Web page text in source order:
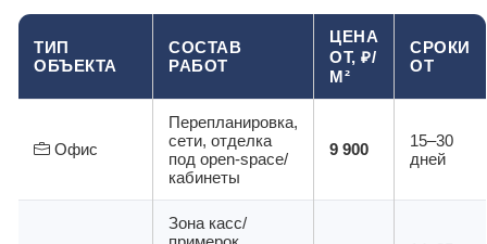
ТИП
ОБЪЕКТА
СОСТАВ
РАБОТ
ЦЕНА
ОТ, ₽/
М²
СРОКИ
ОТ
Офис
Перепланировка,
сети, отделка
под open-space/
кабинеты
9 900
15–30
дней
Зона касс/